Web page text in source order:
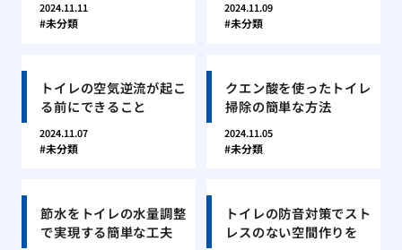
2024.11.11
未分類
2024.11.09
未分類
トイレの空気逆流が起こ
る前にできること
2024.11.07
未分類
クエン酸を使ったトイレ
掃除の簡単な方法
2024.11.05
未分類
節水をトイレの水量調整
で実現する簡単な工夫
トイレの防音対策でスト
レスのない空間作りを